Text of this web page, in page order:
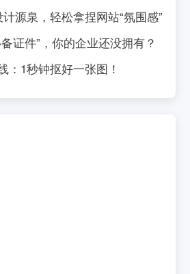
源泉，轻松拿捏网站“氛围感”
证件”，你的企业还没拥有？
：1秒钟抠好一张图！